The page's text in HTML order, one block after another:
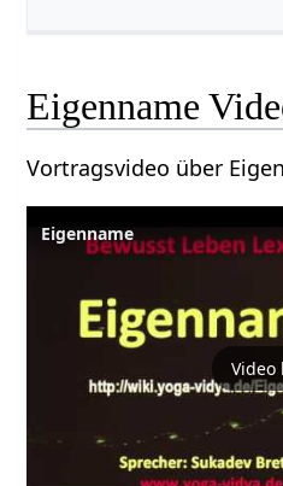
Eigenname‏‎
Eigenname‏‎
Video